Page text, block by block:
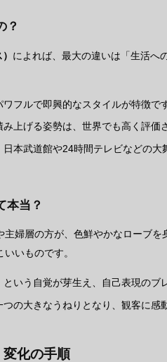
？
によれば、最大の違いは「生活へ
フルで即興的なスタイルが特徴です
上げる姿勢は、世界でも高く評価
本武道館や24時間テレビなどの大
本当？
婦層の方が、色鮮やかなローブを
いものです。
いう自覚が芽生え、自己表現のブ
の大きなうねりとなり、観客に感
化の手順